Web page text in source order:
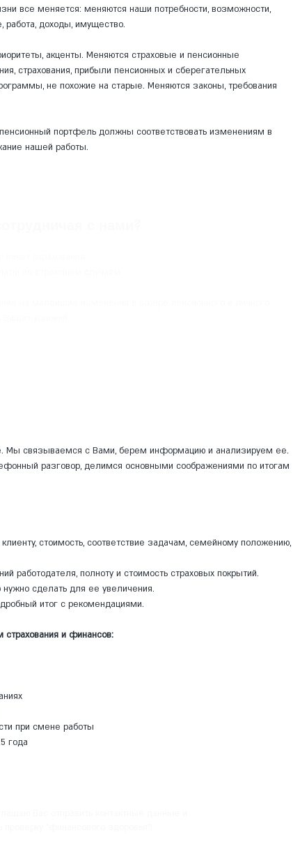
все меняется: меняются наши потребности, возможности,
работа, доходы, имущество.
акценты. Меняются страховые и пенсионные
страхования, прибыли пенсионных и сберегательных
не похожие на старые. Меняются законы, требования
портфель должны соответствовать изменениям в
нашей работы.
Мы связываемся с Вами, берем информациюи анализируем ее.
разговор, делимся основными соображениями по итогам
стоимость, соответствие задачам, семейному положению,
работодателя, полноту и стоимость страховых покрытий.
сделать для ее увеличения.
итог с рекомендациями.
страхования и финансов:
при смене работы
года